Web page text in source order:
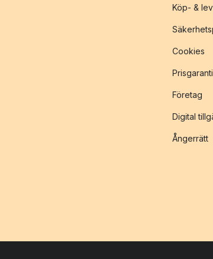
Köp- &
Cookies
Prisgaranti
Företag
Digital
Ångerrätt